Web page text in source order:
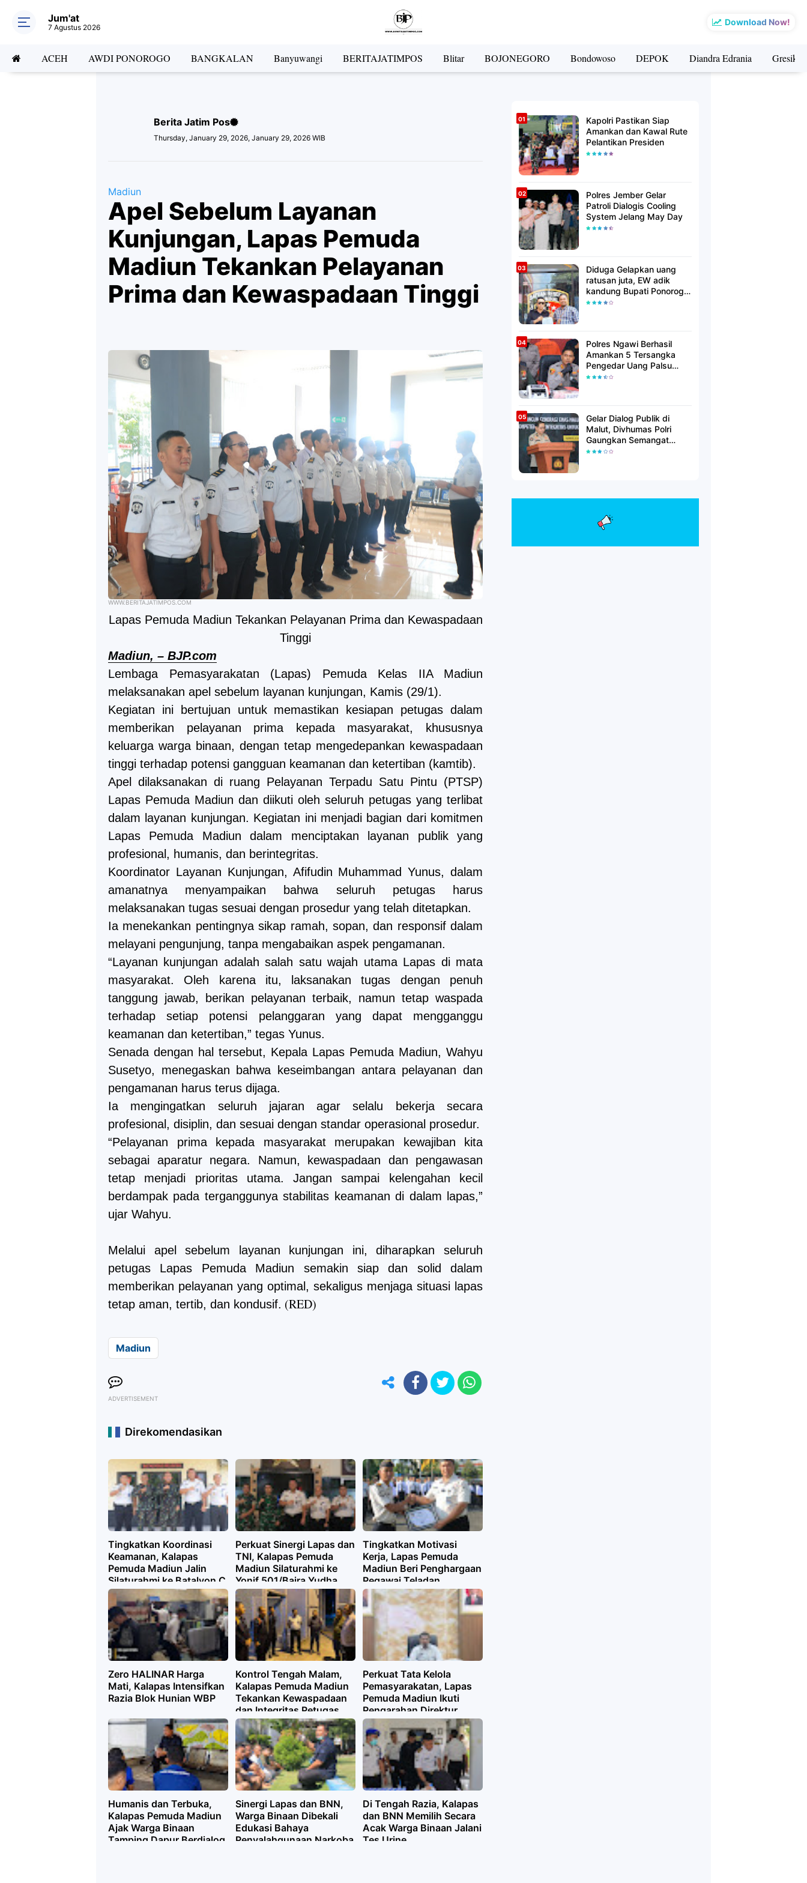
Download Now!
Jum'at
7 Agustus 2026
ACEH AWDI PONOROGO BANGKALAN Banyuwangi BERITAJATIMPOS Blitar BOJONEGORO Bondowoso DEPOK Diandra Edrania Gresik
Berita Jatim Pos
Thursday, January 29, 2026, January 29, 2026 WIB
Madiun
Apel Sebelum Layanan
Kunjungan, Lapas Pemuda
Madiun Tekankan Pelayanan
Prima dan Kewaspadaan Tinggi
WWW.BERITAJATIMPOS.COM
Lapas Pemuda Madiun Tekankan Pelayanan Prima dan Kewaspadaan
Tinggi
Madiun, – BJP.com
Lembaga Pemasyarakatan (Lapas) Pemuda Kelas IIA Madiun
melaksanakan apel sebelum layanan kunjungan, Kamis (29/1).
Kegiatan ini bertujuan untuk memastikan kesiapan petugas dalam
memberikan pelayanan prima kepada masyarakat, khususnya
keluarga warga binaan, dengan tetap mengedepankan kewaspadaan
tinggi terhadap potensi gangguan keamanan dan ketertiban (kamtib).
Apel dilaksanakan di ruang Pelayanan Terpadu Satu Pintu (PTSP)
Lapas Pemuda Madiun dan diikuti oleh seluruh petugas yang terlibat
dalam layanan kunjungan. Kegiatan ini menjadi bagian dari komitmen
Lapas Pemuda Madiun dalam menciptakan layanan publik yang
profesional, humanis, dan berintegritas.
Koordinator Layanan Kunjungan, Afifudin Muhammad Yunus, dalam
amanatnya menyampaikan bahwa seluruh petugas harus
melaksanakan tugas sesuai dengan prosedur yang telah ditetapkan.
Ia menekankan pentingnya sikap ramah, sopan, dan responsif dalam
melayani pengunjung, tanpa mengabaikan aspek pengamanan.
“Layanan kunjungan adalah salah satu wajah utama Lapas di mata
masyarakat. Oleh karena itu, laksanakan tugas dengan penuh
tanggung jawab, berikan pelayanan terbaik, namun tetap waspada
terhadap setiap potensi pelanggaran yang dapat mengganggu
keamanan dan ketertiban,” tegas Yunus.
Senada dengan hal tersebut, Kepala Lapas Pemuda Madiun, Wahyu
Susetyo, menegaskan bahwa keseimbangan antara pelayanan dan
pengamanan harus terus dijaga.
Ia mengingatkan seluruh jajaran agar selalu bekerja secara
profesional, disiplin, dan sesuai dengan standar operasional prosedur.
“Pelayanan prima kepada masyarakat merupakan kewajiban kita
sebagai aparatur negara. Namun, kewaspadaan dan pengawasan
tetap menjadi prioritas utama. Jangan sampai kelengahan kecil
berdampak pada terganggunya stabilitas keamanan di dalam lapas,”
ujar Wahyu.
Melalui apel sebelum layanan kunjungan ini, diharapkan seluruh
petugas Lapas Pemuda Madiun semakin siap dan solid dalam
memberikan pelayanan yang optimal, sekaligus menjaga situasi lapas
tetap aman, tertib, dan kondusif. (RED)
Madiun
ADVERTISEMENT
Direkomendasikan
Tingkatkan Koordinasi
Keamanan, Kalapas
Pemuda Madiun Jalin
Silaturahmi ke Batalyon C
Pelopor Satbrimob Polda
Jatim
Perkuat Sinergi Lapas dan
TNI, Kalapas Pemuda
Madiun Silaturahmi ke
Yonif 501/Bajra Yudha
Tingkatkan Motivasi
Kerja, Lapas Pemuda
Madiun Beri Penghargaan
Pegawai Teladan
Zero HALINAR Harga
Mati, Kalapas Intensifkan
Razia Blok Hunian WBP
Kontrol Tengah Malam,
Kalapas Pemuda Madiun
Tekankan Kewaspadaan
dan Integritas Petugas
Perkuat Tata Kelola
Pemasyarakatan, Lapas
Pemuda Madiun Ikuti
Pengarahan Direktur
Jenderal Pemasyarakatan
Secara Virtual
Humanis dan Terbuka,
Kalapas Pemuda Madiun
Ajak Warga Binaan
Tamping Dapur Berdialog
Sinergi Lapas dan BNN,
Warga Binaan Dibekali
Edukasi Bahaya
Penyalahgunaan Narkoba
Di Tengah Razia, Kalapas
dan BNN Memilih Secara
Acak Warga Binaan Jalani
Tes Urine
Kapolri Pastikan Siap
Amankan dan Kawal Rute
Pelantikan Presiden
Polres Jember Gelar
Patroli Dialogis Cooling
System Jelang May Day
Diduga Gelapkan uang
ratusan juta, EW adik
kandung Bupati Ponorogo
dilaporkan Polisi
Polres Ngawi Berhasil
Amankan 5 Tersangka
Pengedar Uang Palsu
Lintas Provinsi
Gelar Dialog Publik di
Malut, Divhumas Polri
Gaungkan Semangat
Generasi Berkarakter dan